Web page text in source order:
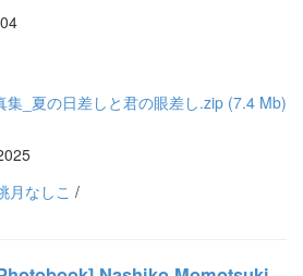
集_夏の日差しと君の眼差し.zip (7.4 Mb)
月なしこ /